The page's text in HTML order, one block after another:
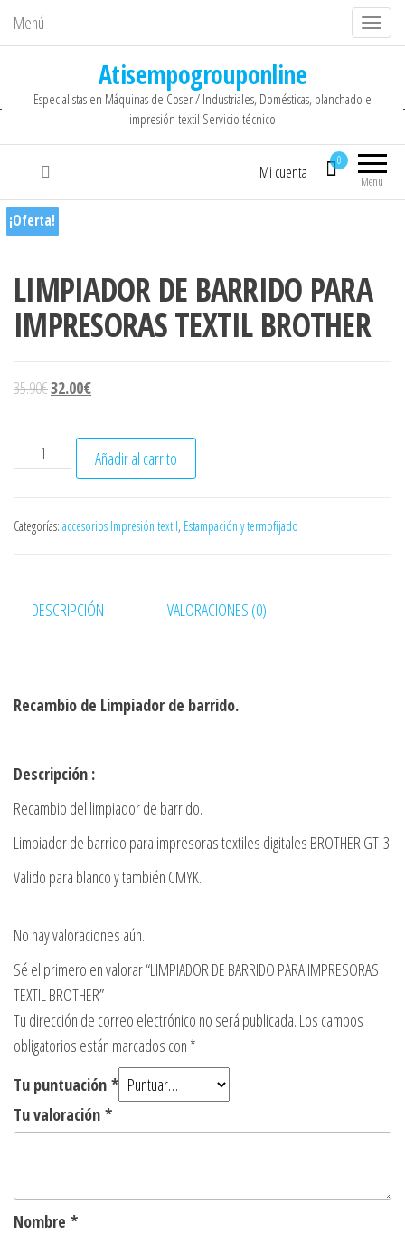
Menú
C
a
a
r
n
g
a
Atisempogrouponline
Especialistas en Máquinas de Coser / Industriales, Domésticas, planchado e
impresión textil Servicio técnico
Menú
0
Mi cuenta
¡Oferta!
LIMPIADOR DE BARRIDO PARA
IMPRESORAS TEXTIL BROTHER
35.90€El precio original era: 35.90€.
32.00€El precio actual es: 32.00€.
LIMPIADOR DE BARRIDO PARA IMPRESORAS TEXTIL
Añadir al carrito
Categorías: accesorios Impresión textil, Estampación y termofijado
DESCRIPCIÓN VALORACIONES (0)
Recambio de Limpiador de barrido.
Descripción :
Recambio del limpiador de barrido.
Limpiador de barrido para impresoras textiles digitales BROTHER GT-3
Valido para blanco y también CMYK.
No hay valoraciones aún.
Sé el primero en valorar “LIMPIADOR DE BARRIDO PARA IMPRESORAS
TEXTIL BROTHER”
Tu dirección de correo electrónico no será publicada. Los campos
obligatorios están marcados con *
Tu puntuación *
Tu valoración *
Nombre *